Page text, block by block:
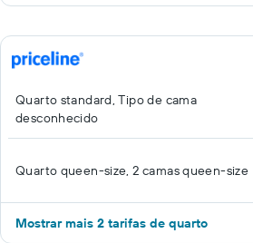
Quarto standard, Tipo de cama
desconhecido
Quarto queen-size, 2 camas queen-size
Mostrar mais 2 tarifas de quarto